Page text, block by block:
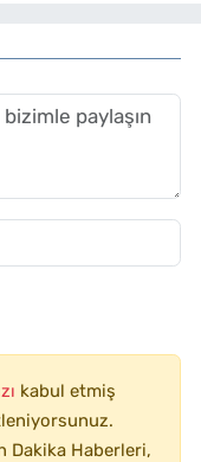
kabul etmiş
Dakika Haberleri,